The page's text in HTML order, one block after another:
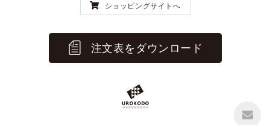
ショッピングサイトへ
注文表をダウンロード